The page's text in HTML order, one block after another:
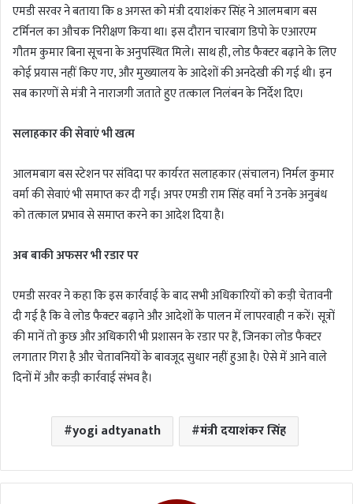
एमडी सरवर ने बताया कि 8 अगस्त को मंत्री दयाशंकर सिंह ने आलमबाग बस
टर्मिनल का औचक निरीक्षण किया था। इस दौरान चारबाग डिपो के एआरएम
गौतम कुमार बिना सूचना के अनुपस्थित मिले। साथ ही, लोड फैक्टर बढ़ाने के लिए
कोई प्रयास नहीं किए गए, और मुख्यालय के आदेशों की अनदेखी की गई थी। इन
सब कारणों से मंत्री ने नाराजगी जताते हुए तत्काल निलंबन के निर्देश दिए।
सलाहकार की सेवाएं भी खत्म
आलमबाग बस स्टेशन पर संविदा पर कार्यरत सलाहकार (संचालन) निर्मल कुमार
वर्मा की सेवाएं भी समाप्त कर दी गईं। अपर एमडी राम सिंह वर्मा ने उनके अनुबंध
को तत्काल प्रभाव से समाप्त करने का आदेश दिया है।
अब बाकी अफसर भी रडार पर
एमडी सरवर ने कहा कि इस कार्रवाई के बाद सभी अधिकारियों को कड़ी चेतावनी
दी गई है कि वे लोड फैक्टर बढ़ाने और आदेशों के पालन में लापरवाही न करें। सूत्रों
की मानें तो कुछ और अधिकारी भी प्रशासन के रडार पर हैं, जिनका लोड फैक्टर
लगातार गिरा है और चेतावनियों के बावजूद सुधार नहीं हुआ है। ऐसे में आने वाले
दिनों में और कड़ी कार्रवाई संभव है।
yogi adtyanath मंत्री दयाशंकर सिंह